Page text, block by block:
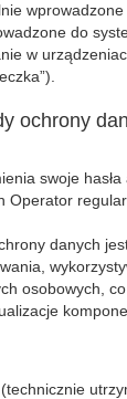
do
w
ochrony
swoje hasła
Operator
danych
osobowych,